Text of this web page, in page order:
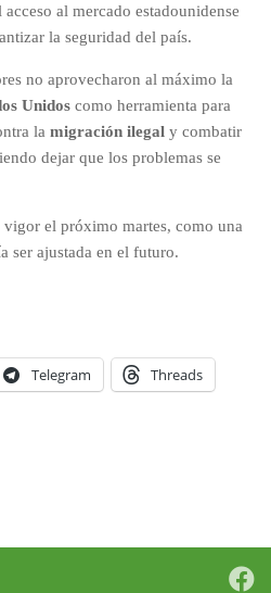
al mercado estadounidense
la seguridad del país.
no aprovecharon al máximo la
Unidos como herramienta para
la migración ilegal y combatir
dejar que los problemas se
el próximo martes, como una
ser ajustada en el futuro.
Telegram Threads